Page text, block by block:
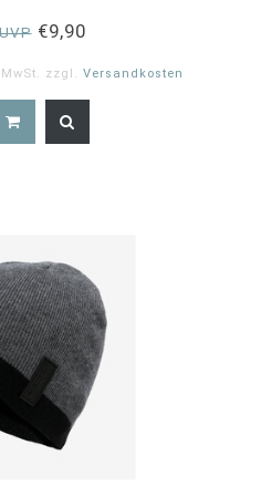
€9,90
zzgl. Versandkosten